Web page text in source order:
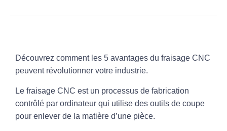
Découvrez comment les 5 avantages du fraisage CNC
peuvent révolutionner votre industrie.
Le fraisage CNC est un processus de fabrication
contrôlé par ordinateur qui utilise des outils de coupe
pour enlever de la matière d’une pièce.